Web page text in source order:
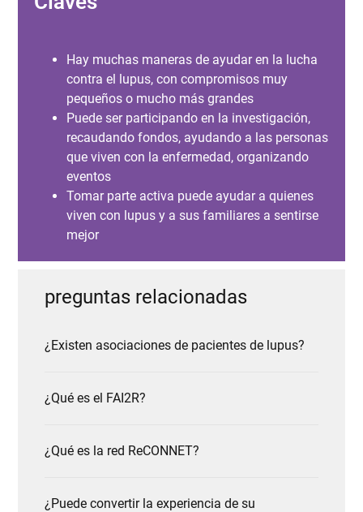
Hay muchas maneras de ayudar en la lucha
contra el lupus, con compromisos muy
pequeños o mucho más grandes
Puede ser participando en la investigación,
recaudando fondos, ayudando a las personas
que viven con la enfermedad, organizando
eventos
Tomar parte activa puede ayudar a quienes
viven con lupus y a sus familiares a sentirse
mejor
preguntas relacionadas
¿Existen asociaciones de pacientes de lupus?
¿Qué es el FAI2R?
¿Qué es la red ReCONNET?
¿Puede convertir la experiencia de su